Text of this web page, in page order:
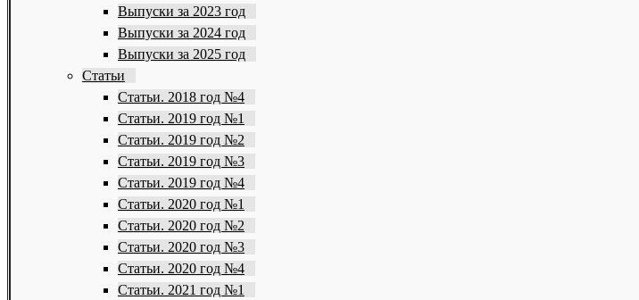
Выпуски за 2023 год
Выпуски за 2024 год
Выпуски за 2025 год
Статьи
Статьи. 2018 год №4
Статьи. 2019 год №1
Статьи. 2019 год №2
Статьи. 2019 год №3
Статьи. 2019 год №4
Статьи. 2020 год №1
Статьи. 2020 год №2
Статьи. 2020 год №3
Статьи. 2020 год №4
Статьи. 2021 год №1